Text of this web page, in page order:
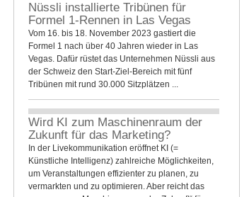
Nüssli installierte Tribünen für
Formel 1-Rennen in Las Vegas
Vom 16. bis 18. November 2023 gastiert die
Formel 1 nach über 40 Jahren wieder in Las
Vegas. Dafür rüstet das Unternehmen Nüssli aus
der Schweiz den Start-Ziel-Bereich mit fünf
Tribünen mit rund 30.000 Sitzplätzen ...
Wird KI zum Maschinenraum der
Zukunft für das Marketing?
In der Livekommunikation eröffnet KI (=
Künstliche Intelligenz) zahlreiche Möglichkeiten,
um Veranstaltungen effizienter zu planen, zu
vermarkten und zu optimieren. Aber reicht das